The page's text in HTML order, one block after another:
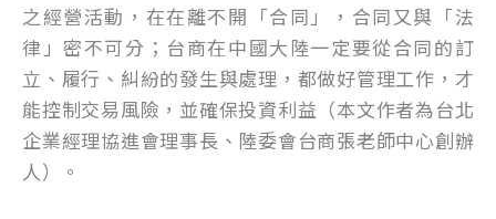
之經營活動，在在離不開「合同」，合同又與「法
律」密不可分；台商在中國大陸一定要從合同的訂
立、履行、糾紛的發生與處理，都做好管理工作，才
能控制交易風險，並確保投資利益（本文作者為台北
企業經理協進會理事長、陸委會台商張老師中心創辦
人）。